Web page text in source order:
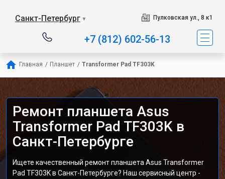
Санкт-Петербург ▼ Пулковская ул., 8 к1
+7 (812) 602-56-13
Главная / Планшет / Transformer Pad TF303K
Ремонт планшета Asus
Transformer Pad TF303K в
Санкт-Петербурге
Ищете качественный ремонт планшета Asus Transformer
Pad TF303K в Санкт-Петербурге? Наш сервисный центр -